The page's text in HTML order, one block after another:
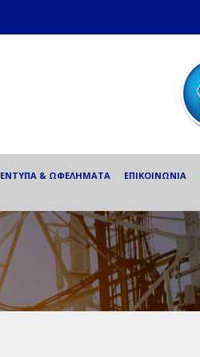
ΕΝΤΥΠΑ & ΩΦΕΛΗΜΑΤΑ ΕΠΙΚΟΙΝΩΝΙΑ